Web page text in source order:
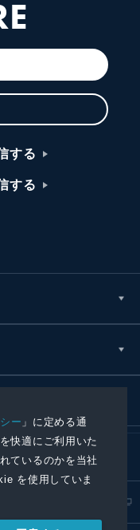
ー 」に定める通
快適にご利用いた
ているのかを当社
を使用していま
する
する